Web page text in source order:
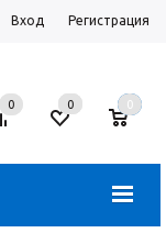
Вход Регистрация
0 0 0